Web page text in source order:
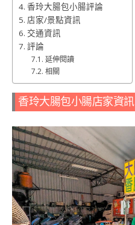
香玲大腸包小腸評論
店家/景點資訊
交通資訊
評論
延伸閱讀
相關
香玲大腸包小腸店家資訊